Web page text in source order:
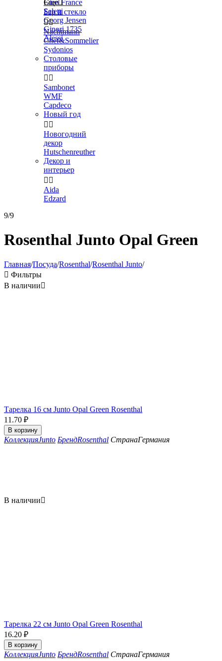
Gien France
Seletti
Georg Jensen
Ginori 1735
Alessi
Еще
Бар и стекло

Nachtmann
Chef&Sommelier
Sydonios
Столовые
приборы
 
Sambonet
WMF
Capdeco
Новый год
 
Новогодний
декор
Hutschenreuther
Декор и
интерьер
 
Aida
Edzard
9/9
Rosenthal Junto Opal Green
Главная/Посуда/Rosenthal/Rosenthal Junto/
 Фильтры
В наличии
Тарелка 16 см Junto Opal Green Rosenthal
11.70 ₽
В корзину
КоллекцияJunto БрендRosenthal СтранаГермания
В наличии
Тарелка 22 см Junto Opal Green Rosenthal
16.20 ₽
В корзину
КоллекцияJunto БрендRosenthal СтранаГермания